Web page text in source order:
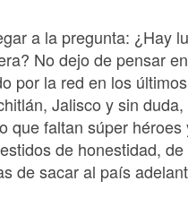
a la pregunta: ¿Hay
No dejo de pensar
por la red en los
Jalisco y sin duda,
que faltan súper héroes
de honestidad, de
de sacar al país